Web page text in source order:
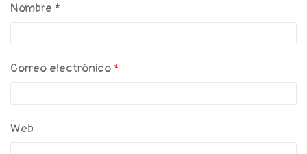
Nombre *
Correo electrónico *
Web